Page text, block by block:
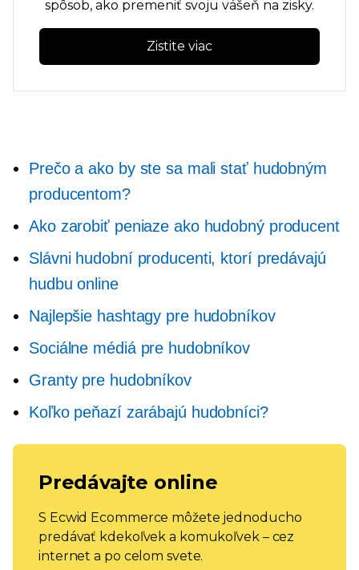
spôsob, ako premeniť svoju vášeň na zisky.
Zistite viac
Prečo a ako by ste sa mali stať hudobným
producentom?
Ako zarobiť peniaze ako hudobný producent
Slávni hudobní producenti, ktorí predávajú
hudbu online
Najlepšie hashtagy pre hudobníkov
Sociálne médiá pre hudobníkov
Granty pre hudobníkov
Koľko peňazí zarábajú hudobníci?
Predávajte online
S Ecwid Ecommerce môžete jednoducho
predávať kdekoľvek a komukoľvek – cez
internet a po celom svete.